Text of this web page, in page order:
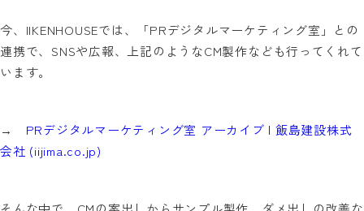
今、IIKENHOUSEでは、「PRデジタルマーケティング室」との
連携で、SNSや広報、上記のようなCM製作なども行ってくれて
います。
→ PRデジタルマーケティング室 アーカイブ | 飯島建設株式
会社 (iijima.co.jp)